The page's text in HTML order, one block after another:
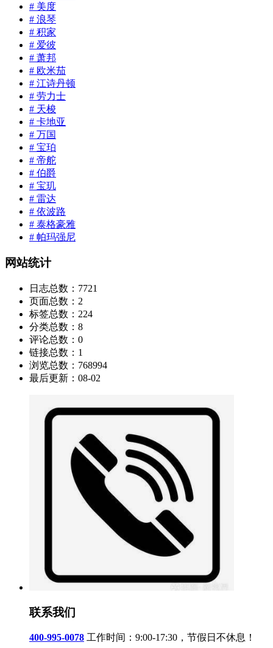
# 美度
# 浪琴
# 积家
# 爱彼
# 萧邦
# 欧米茄
# 江诗丹顿
# 劳力士
# 天梭
# 卡地亚
# 万国
# 宝珀
# 帝舵
# 伯爵
# 宝玑
# 雷达
# 依波路
# 泰格豪雅
# 帕玛强尼
网站统计
日志总数： 7721
页面总数： 2
标签总数： 224
分类总数： 8
评论总数： 0
链接总数： 1
浏览总数： 768994
最后更新： 08-02
联系我们
400-995-0078 工作时间：9:00-17:30，节假日不休息！